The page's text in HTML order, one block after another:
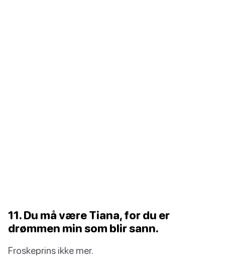
11. Du må være Tiana, for du er
drømmen min som blir sann.
Froskeprins ikke mer.